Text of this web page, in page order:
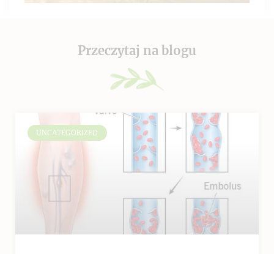
Przeczytaj na blogu
UNCATEGORIZED